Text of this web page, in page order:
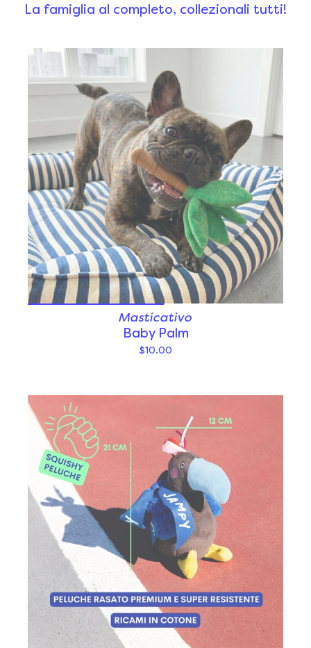
La famiglia al completo, collezionali tutti!
Masticativo
Baby Palm
$10.00